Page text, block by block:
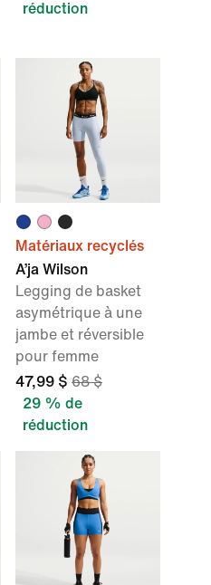
réduction
Matériaux recyclés
A’ja Wilson
Legging de basket
asymétrique à une
jambe et réversible
pour femme
47,99 $ 68 $
29 % de
réduction